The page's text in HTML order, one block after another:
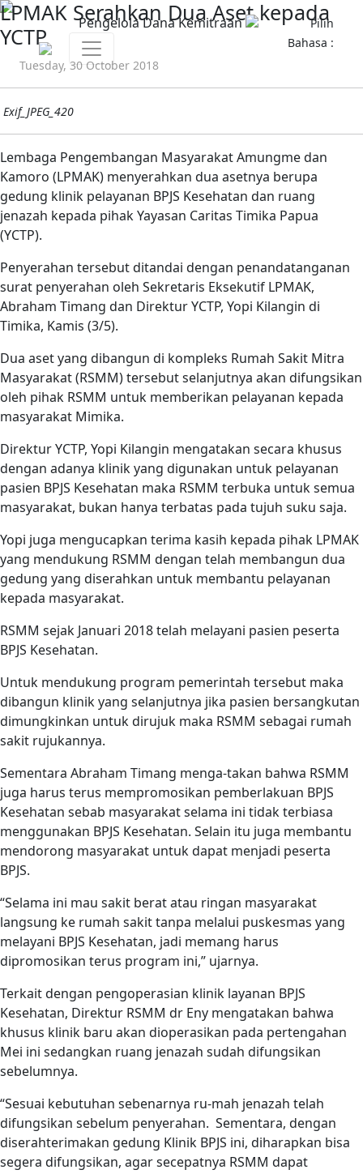
Pengelola Dana Kemitraan
Pilih
Bahasa :
LPMAK Serahkan Dua Aset kepada
YCTP
Tuesday, 30 October 2018
Exif_JPEG_420
Lembaga Pengembangan Masyarakat Amungme dan
Kamoro (LPMAK) menyerahkan dua asetnya berupa
gedung klinik pelayanan BPJS Kesehatan dan ruang
jenazah kepada pihak Yayasan Caritas Timika Papua
(YCTP).
Penyerahan tersebut ditandai dengan penandatanganan
surat penyerahan oleh Sekretaris Eksekutif LPMAK,
Abraham Timang dan Direktur YCTP, Yopi Kilangin di
Timika, Kamis (3/5).
Dua aset yang dibangun di kompleks Rumah Sakit Mitra
Masyarakat (RSMM) tersebut selanjutnya akan difungsikan
oleh pihak RSMM untuk memberikan pelayanan kepada
masyarakat Mimika.
Direktur YCTP, Yopi Kilangin mengatakan secara khusus
dengan adanya klinik yang digunakan untuk pelayanan
pasien BPJS Kesehatan maka RSMM terbuka untuk semua
masyarakat, bukan hanya terbatas pada tujuh suku saja.
Yopi juga mengucapkan terima kasih kepada pihak LPMAK
yang mendukung RSMM dengan telah membangun dua
gedung yang diserahkan untuk membantu pelayanan
kepada masyarakat.
RSMM sejak Januari 2018 telah melayani pasien peserta
BPJS Kesehatan.
Untuk mendukung program pemerintah tersebut maka
dibangun klinik yang selanjutnya jika pasien bersangkutan
dimungkinkan untuk dirujuk maka RSMM sebagai rumah
sakit rujukannya.
Sementara Abraham Timang menga-takan bahwa RSMM
juga harus terus mempromosikan pemberlakuan BPJS
Kesehatan sebab masyarakat selama ini tidak terbiasa
menggunakan BPJS Kesehatan. Selain itu juga membantu
mendorong masyarakat untuk dapat menjadi peserta
BPJS.
“Selama ini mau sakit berat atau ringan masyarakat
langsung ke rumah sakit tanpa melalui puskesmas yang
melayani BPJS Kesehatan, jadi memang harus
dipromosikan terus program ini,” ujarnya.
Terkait dengan pengoperasian klinik layanan BPJS
Kesehatan, Direktur RSMM dr Eny mengatakan bahwa
khusus klinik baru akan dioperasikan pada pertengahan
Mei ini sedangkan ruang jenazah sudah difungsikan
sebelumnya.
“Sesuai kebutuhan sebenarnya ru-mah jenazah telah
difungsikan sebelum penyerahan. Sementara, dengan
diserahterimakan gedung Klinik BPJS ini, diharapkan bisa
segera difungsikan, agar secepatnya RSMM dapat